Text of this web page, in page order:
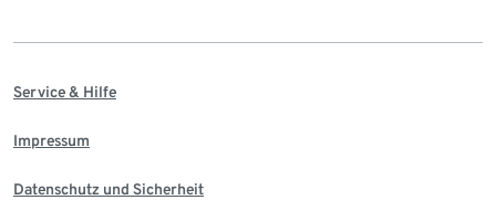
Service & Hilfe
Impressum
Datenschutz und Sicherheit